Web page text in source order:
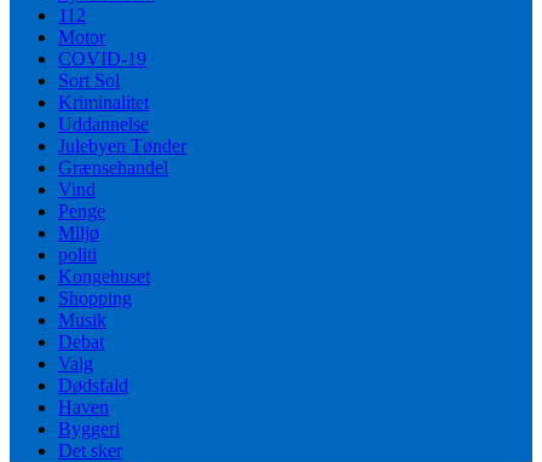
112
Motor
COVID-19
Sort Sol
Kriminalitet
Uddannelse
Julebyen Tønder
Grænsehandel
Vind
Penge
Miljø
politi
Kongehuset
Shopping
Musik
Debat
Valg
Dødsfald
Haven
Byggeri
Det sker